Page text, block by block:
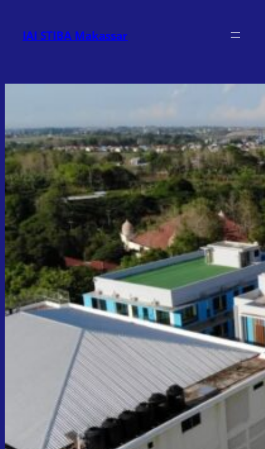
konten
IAI STIBA Makassar